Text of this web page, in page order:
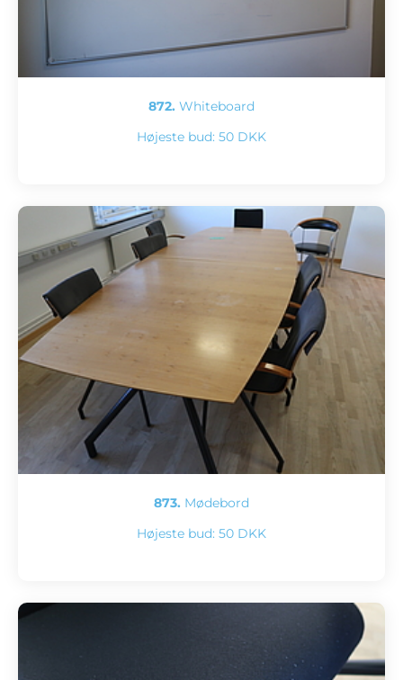
872. Whiteboard
Højeste bud: 50 DKK
873. Mødebord
Højeste bud: 50 DKK